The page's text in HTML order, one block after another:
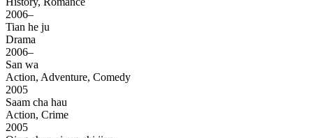
2006–
Tian he ju
Drama
2006–
San wa
Action, Adventure, Comedy
2005
Saam cha hau
Action, Crime
2005